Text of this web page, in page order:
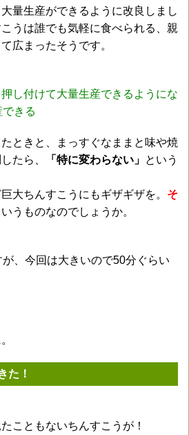
量生産ができるように改良しまし
うは誰でも気軽に食べられる、親
広まったそうです。
し付けて大量生産できるようにな
きる
ときと、まっすぐなままと味や焼
たら、
「特に変わらない」 という
大ちんすこうにもギザギザを。 そ
いうものなのでしょうか。
、今回は大きいので50分ぐらい
た！
こともないちんすこうが！